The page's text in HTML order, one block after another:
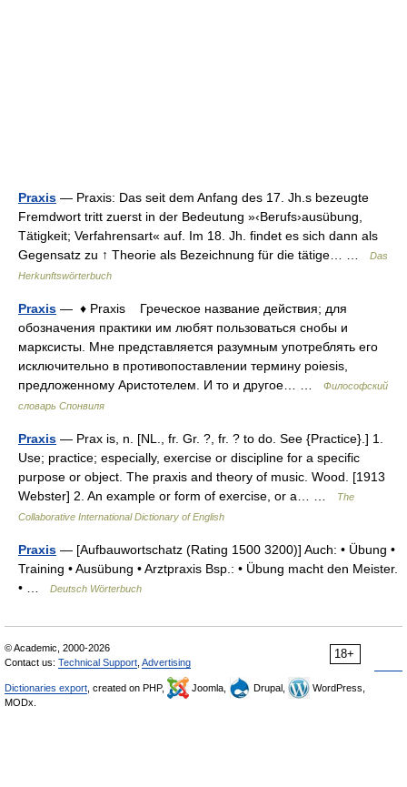
Praxis — Praxis: Das seit dem Anfang des 17. Jh.s bezeugte
Fremdwort tritt zuerst in der Bedeutung »‹Berufs›ausübung,
Tätigkeit; Verfahrensart« auf. Im 18. Jh. findet es sich dann als
Gegensatz zu ↑ Theorie als Bezeichnung für die tätige… …
Das
Herkunftswörterbuch
Praxis — ♦ Praxis Греческое название действия; для
обозначения практики им любят пользоваться снобы и
марксисты. Мне представляется разумным употреблять его
исключительно в противопоставлении термину poiesis,
предложенному Аристотелем. И то и другое… …
Философский
словарь Спонвиля
Praxis — Prax is, n. [NL., fr. Gr. ?, fr. ? to do. See {Practice}.] 1.
Use; practice; especially, exercise or discipline for a specific
purpose or object. The praxis and theory of music. Wood. [1913
Webster] 2. An example or form of exercise, or a… …
The
Collaborative International Dictionary of English
Praxis — [Aufbauwortschatz (Rating 1500 3200)] Auch: • Übung •
Training • Ausübung • Arztpraxis Bsp.: • Übung macht den Meister.
• …
Deutsch Wörterbuch
18+
© Academic, 2000-2026
Contact us: Technical Support Advertising
Dictionaries export , created on PHP, Joomla, Drupal,
WordPress,
MODx.